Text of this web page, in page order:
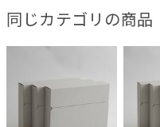
同じカテゴリの商品